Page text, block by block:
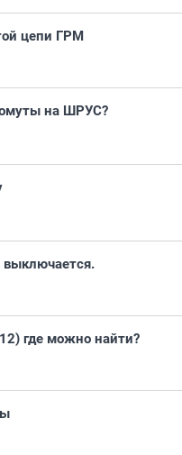
цепи ГРМ
на ШРУС?
выключается.
где можно найти?